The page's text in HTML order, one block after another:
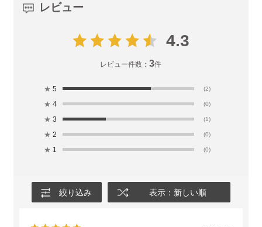
レビュー
4.3
レビュー件数：3件
★ 5 (2)
★ 4 (0)
★ 3 (1)
★ 2 (0)
★ 1 (0)
絞り込み 表示：新しい順